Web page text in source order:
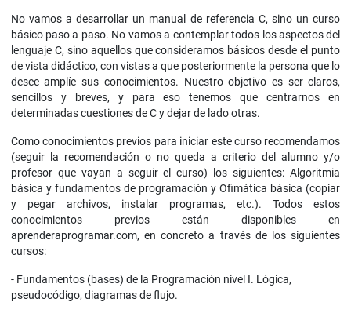
No vamos a desarrollar un manual de referencia C, sino un curso
básico paso a paso. No vamos a contemplar todos los aspectos del
lenguaje C, sino aquellos que consideramos básicos desde el punto
de vista didáctico, con vistas a que posteriormente la persona que lo
desee amplíe sus conocimientos. Nuestro objetivo es ser claros,
sencillos y breves, y para eso tenemos que centrarnos en
determinadas cuestiones de C y dejar de lado otras.
Como conocimientos previos para iniciar este curso recomendamos
(seguir la recomendación o no queda a criterio del alumno y/o
profesor que vayan a seguir el curso) los siguientes: Algoritmia
básica y fundamentos de programación y Ofimática básica (copiar
y pegar archivos, instalar programas, etc.). Todos estos
conocimientos previos están disponibles en
aprenderaprogramar.com, en concreto a través de los siguientes
cursos:
- Fundamentos (bases) de la Programación nivel I. Lógica,
pseudocódigo, diagramas de flujo.